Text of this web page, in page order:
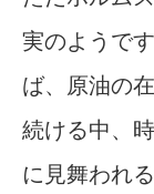
実のようで
ば、原油の
続ける中、
に見舞われ